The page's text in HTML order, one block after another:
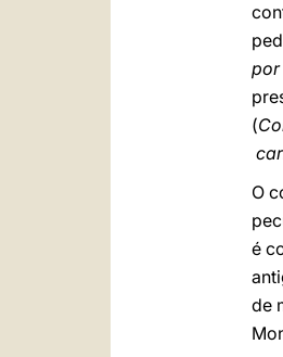
por
(
O
é
de